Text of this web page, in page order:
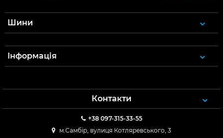
Шини
Інформація
Контакти
+38 097-315-33-55
м.Самбір, вулиця Котляревського, 3